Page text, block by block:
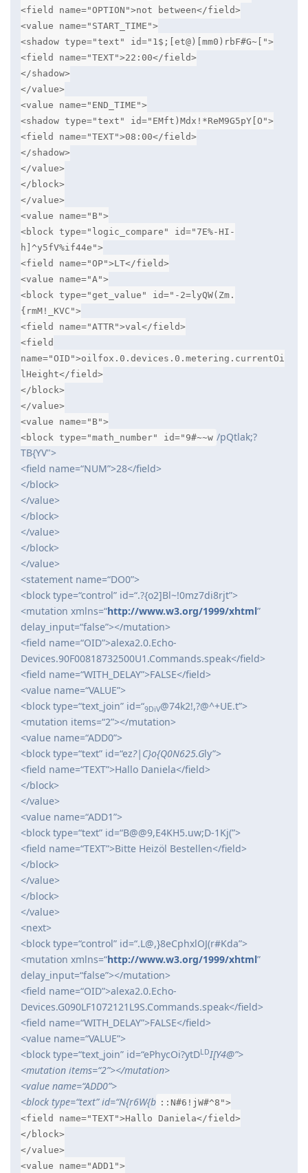
<field name="OPTION">not between</field>
<value name="START_TIME">
<shadow type="text" id="1$;[et@)[mm0)rbF#G~[">
<field name="TEXT">22:00</field>
</shadow>
</value>
<value name="END_TIME">
<shadow type="text" id="EMft)Mdx!*ReM9G5pY[O">
<field name="TEXT">08:00</field>
</shadow>
</value>
</block>
</value>
<value name="B">
<block type="logic_compare" id="7E%-HI-
h]^y5fV%if44e">
<field name="OP">LT</field>
<value name="A">
<block type="get_value" id="-2=lyQW(Zm.
{rmM!_KVC">
<field name="ATTR">val</field>
<field
name="OID">oilfox.0.devices.0.metering.currentOi
lHeight</field>
</block>
</value>
<value name="B">
<block type="math_number" id="9#~~w /pQtlak;?
TB{YV">
<field name=“NUM”>28</field>
</block>
</value>
</block>
</value>
</block>
</value>
<statement name=“DO0”>
<block type=“control” id=“.?{o2]Bl~!0mz7di8rjt”>
<mutation xmlns=“http://www.w3.org/1999/xhtml”
delay_input=“false”></mutation>
<field name=“OID”>alexa2.0.Echo-
Devices.90F00818732500U1.Commands.speak</field>
<field name=“WITH_DELAY”>FALSE</field>
<value name=“VALUE”>
<block type=“text_join” id=“9DiV@74k2!,?@^+UE.t”>
<mutation items=“2”></mutation>
<value name=“ADD0”>
<block type=“text” id=“ez?|C}o{Q0N625.Gly”>
<field name=“TEXT”>Hallo Daniela</field>
</block>
</value>
<value name=“ADD1”>
<block type=“text” id=“B@@9,E4KH5.uw;D-1Kj(”>
<field name=“TEXT”>Bitte Heizöl Bestellen</field>
</block>
</value>
</block>
</value>
<next>
<block type=“control” id=“.L@,}8eCphxlOJ(r#Kda”>
<mutation xmlns=“http://www.w3.org/1999/xhtml”
delay_input=“false”></mutation>
<field name=“OID”>alexa2.0.Echo-
Devices.G090LF1072121L9S.Commands.speak</field>
<field name=“WITH_DELAY”>FALSE</field>
<value name=“VALUE”>
<block type=“text_join” id=“ePhycOi?ytDLDI[Y4@”>
<mutation items=“2”></mutation>
<value name=“ADD0”>
<block type=“text” id=“N{r6W{b ::N#6!jW#^8">
<field name="TEXT">Hallo Daniela</field>
</block>
</value>
<value name="ADD1">